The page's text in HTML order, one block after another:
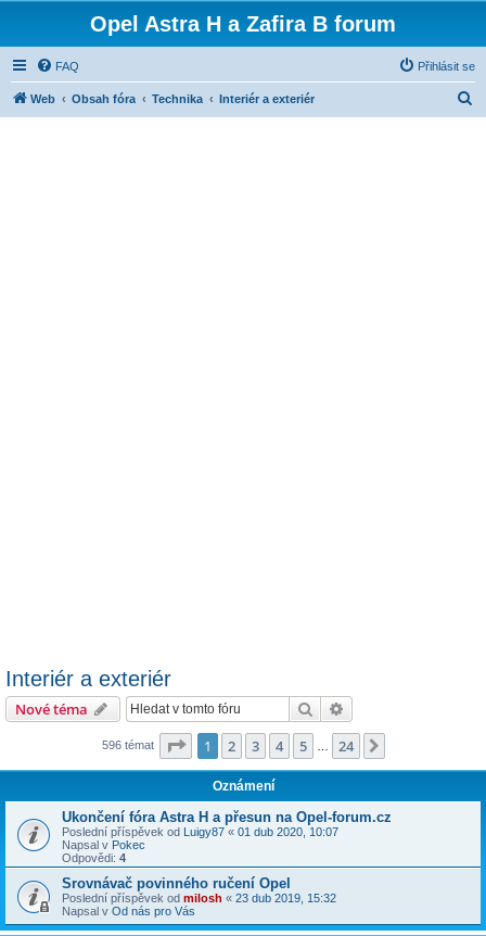
Opel Astra H a Zafira B forum
FAQ Přihlásit se
Web Obsah fóra Technika Interiér a exteriér
Interiér a exteriér
Nové téma Hledat
596 témat Stránka z 24
1 2 3 4 5 24
Oznámení
Ukončení fóra Astra H a přesun na Opel-forum.cz
Poslední příspěvek od Luigy87 « 01 dub 2020, 10:07
Napsal v Pokec
Odpovědi: 4
Srovnávač povinného ručení Opel
Poslední příspěvek od milosh « 23 dub 2019, 15:32
Napsal v Od nás pro Vás